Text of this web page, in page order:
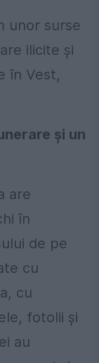
unor surse
ilicite și
în Vest,
și un
are
în
de pe
cu
cu
fotolii și
au